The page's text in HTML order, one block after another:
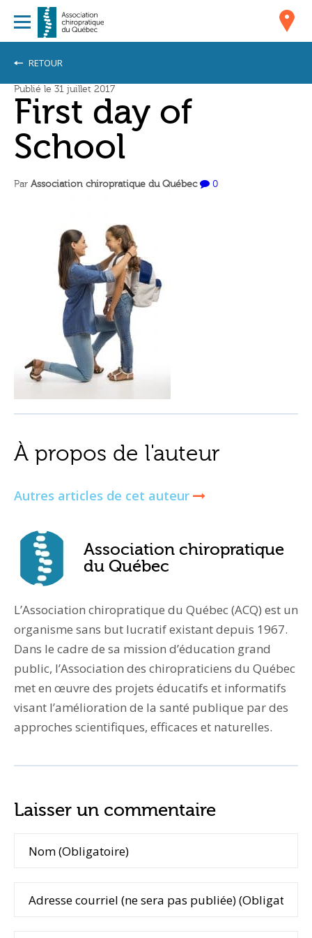
RETOUR
Publié le 31 juillet 2017
First day of
School
Par Association chiropratique du Québec 0
À propos de l'auteur
Autres articles de cet auteur
Association chiropratique
du Québec
L’Association chiropratique du Québec (ACQ) est un
organisme sans but lucratif existant depuis 1967.
Dans le cadre de sa mission d’éducation grand
public, l’Association des chiropraticiens du Québec
met en œuvre des projets éducatifs et informatifs
visant l’amélioration de la santé publique par des
approches scientifiques, efficaces et naturelles.
Laisser un commentaire